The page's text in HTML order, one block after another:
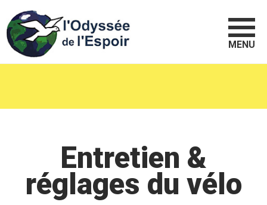
MENU
Entretien &
réglages du vélo